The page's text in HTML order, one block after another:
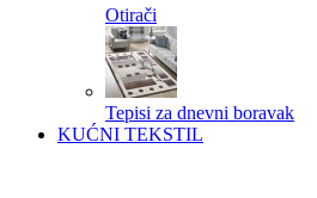
Otirači
Tepisi za dnevni boravak
KUĆNI TEKSTIL